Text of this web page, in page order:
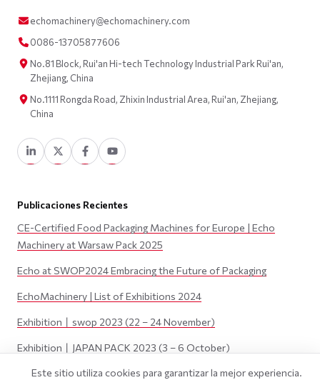
echomachinery@echomachinery.com
0086-13705877606
No.81 Block, Rui'an Hi-tech Technology Industrial Park Rui'an,
Zhejiang, China
No.1111 Rongda Road, Zhixin Industrial Area, Rui'an, Zhejiang,
China
Publicaciones Recientes
CE-Certified Food Packaging Machines for Europe | Echo
Machinery at Warsaw Pack 2025
Echo at SWOP2024 Embracing the Future of Packaging
EchoMachinery | List of Exhibitions 2024
Exhibition丨swop 2023 (22 – 24 November)
Exhibition丨JAPAN PACK 2023 (3 – 6 October)
Este sitio utiliza cookies para garantizar la mejor experiencia.